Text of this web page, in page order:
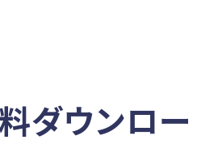
ダウンロ